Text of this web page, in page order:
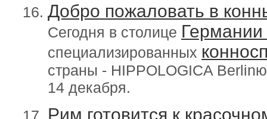
Добро пожаловать в
Сегодня в столице Германии
специализированных
страны - HIPPOLOGICA
14 декабря.
Рим готовится к